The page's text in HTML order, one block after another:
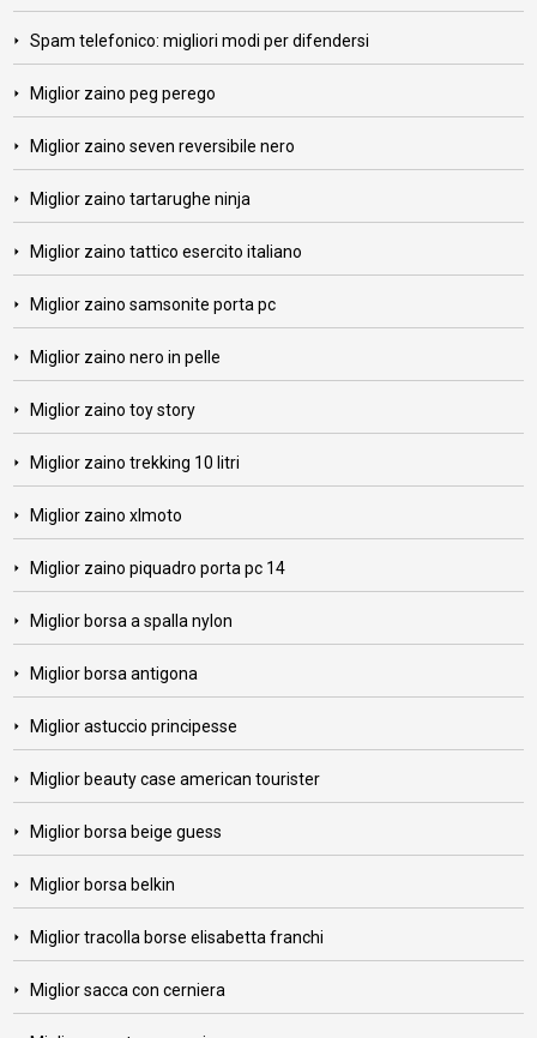
Spam telefonico: migliori modi per difendersi
Miglior zaino peg perego
Miglior zaino seven reversibile nero
Miglior zaino tartarughe ninja
Miglior zaino tattico esercito italiano
Miglior zaino samsonite porta pc
Miglior zaino nero in pelle
Miglior zaino toy story
Miglior zaino trekking 10 litri
Miglior zaino xlmoto
Miglior zaino piquadro porta pc 14
Miglior borsa a spalla nylon
Miglior borsa antigona
Miglior astuccio principesse
Miglior beauty case american tourister
Miglior borsa beige guess
Miglior borsa belkin
Miglior tracolla borse elisabetta franchi
Miglior sacca con cerniera